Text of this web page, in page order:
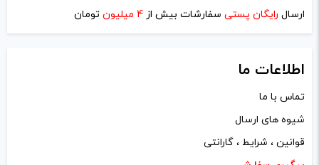
ذخیره نام، ایمیل و وبسایت من در مرورگر برای زمانی که دوباره
دیدگاهی می‌نویسم.
لازم است محتوای ارسالی منطبق برعرف و شئونات جامعه و با
بیانی رسمی و عاری از لحن تند، تمسخرو توهین باشد.
از ارسال لینک‌های سایت‌های دیگر و ارایه‌ی اطلاعات شخصی
خودتان مثل شماره تماس، ایمیل و آی‌دی شبکه‌های اجتماعی
ک
پ
ارسال رایگان پستی سفارشات بیش از 4 میلیون تومان
اطلاعات ما
تماس با ما
شیوه های ارسال
قوانین ، شرایط ، گارانتی